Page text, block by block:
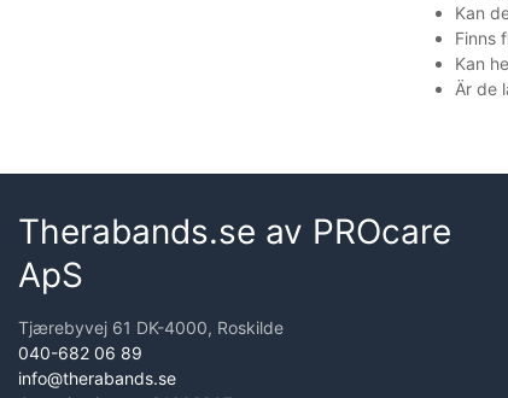
Kan
Finns
Kan
Är de
Therabands.se av PROcare
ApS
Tjærebyvej 61 DK-4000, Roskilde
040-682 06 89
info@therabands.se